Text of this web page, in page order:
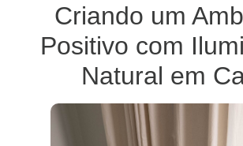
Criando um
Positivo com
Natural em